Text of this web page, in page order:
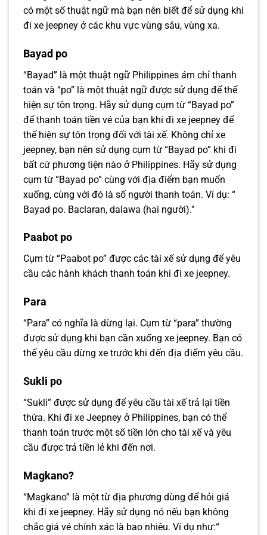
có một số thuật ngữ mà bạn nên biết để sử dụng khi
đi xe jeepney ở các khu vực vùng sâu, vùng xa.
Bayad po
“Bayad” là một thuật ngữ Philippines ám chỉ thanh
toán và “po” là một thuật ngữ được sử dụng để thể
hiện sự tôn trọng. Hãy sử dụng cụm từ “Bayad po”
để thanh toán tiền vé của bạn khi đi xe jeepney để
thể hiện sự tôn trọng đối với tài xế. Không chỉ xe
jeepney, bạn nên sử dụng cụm từ “Bayad po” khi đi
bất cứ phương tiện nào ở Philippines. Hãy sử dụng
cụm từ “Bayad po” cùng với địa điểm bạn muốn
xuống, cùng với đó là số người thanh toán. Ví dụ: “
Bayad po. Baclaran, dalawa (hai người).”
Paabot po
Cụm từ “Paabot po” được các tài xế sử dụng để yêu
cầu các hành khách thanh toán khi đi xe jeepney.
Para
“Para” có nghĩa là dừng lại. Cụm từ “para” thường
được sử dụng khi bạn cần xuống xe jeepney. Bạn có
thể yêu cầu dừng xe trước khi đến địa điểm yêu cầu.
Sukli po
“Sukli” được sử dụng để yêu cầu tài xế trả lại tiền
thừa. Khi đi xe Jeepney ở Philippines, bạn có thể
thanh toán trước một số tiền lớn cho tài xế và yêu
cầu được trả tiền lẻ khi đến nơi.
Magkano?
“Magkano” là một từ địa phương dùng để hỏi giá
khi đi xe jeepney. Hãy sử dụng nó nếu bạn không
chắc giá vé chính xác là bao nhiêu. Ví dụ như:“